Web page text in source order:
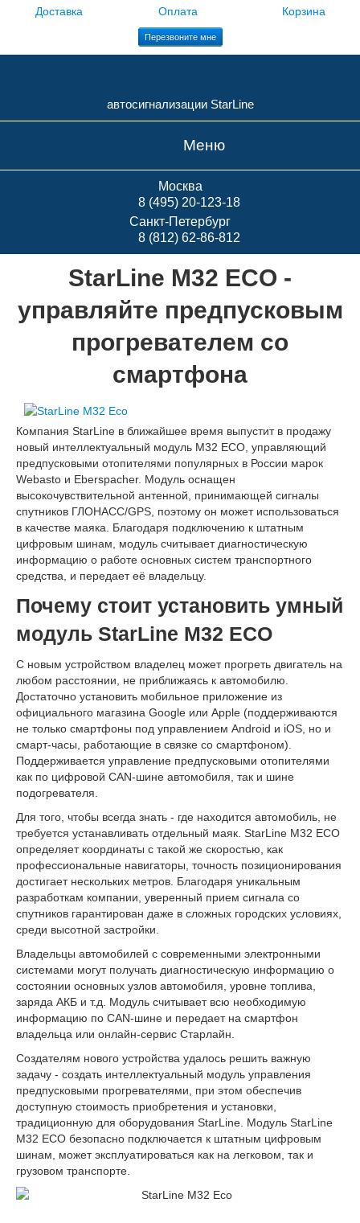
Доставка Оплата Корзина
Перезвоните мне
автосигнализации StarLine
Меню
Москва
8 (495) 20-123-18
Санкт-Петербург
8 (812) 62-86-812
StarLine M32 ECO -
управляйте предпусковым
прогревателем со
смартфона
Компания StarLine в ближайшее время выпустит в продажу
новый интеллектуальный модуль M32 ECO, управляющий
предпусковыми отопителями популярных в России марок
Webasto и Eberspacher. Модуль оснащен
высокочувствительной антенной, принимающей сигналы
спутников ГЛОНАСС/GPS, поэтому он может использоваться
в качестве маяка. Благодаря подключению к штатным
цифровым шинам, модуль считывает диагностическую
информацию о работе основных систем транспортного
средства, и передает её владельцу.
Почему стоит установить умный
модуль StarLine M32 ECO
С новым устройством владелец может прогреть двигатель на
любом расстоянии, не приближаясь к автомобилю.
Достаточно установить мобильное приложение из
официального магазина Google или Apple (поддерживаются
не только смартфоны под управлением Android и iOS, но и
смарт-часы, работающие в связке со смартфоном).
Поддерживается управление предпусковыми отопителями
как по цифровой CAN-шине автомобиля, так и шине
подогревателя.
Для того, чтобы всегда знать - где находится автомобиль, не
требуется устанавливать отдельный маяк. StarLine M32 ECO
определяет координаты с такой же скоростью, как
профессиональные навигаторы, точность позиционирования
достигает нескольких метров. Благодаря уникальным
разработкам компании, уверенный прием сигнала со
спутников гарантирован даже в сложных городских условиях,
среди высотной застройки.
Владельцы автомобилей с современными электронными
системами могут получать диагностическую информацию о
состоянии основных узлов автомобиля, уровне топлива,
заряда АКБ и т.д. Модуль считывает всю необходимую
информацию по CAN-шине и передает на смартфон
владельца или онлайн-сервис Старлайн.
Создателям нового устройства удалось решить важную
задачу - создать интеллектуальный модуль управления
предпусковыми прогревателями, при этом обеспечив
доступную стоимость приобретения и установки,
традиционную для оборудования StarLine. Модуль StarLine
M32 ECO безопасно подключается к штатным цифровым
шинам, может эксплуатироваться как на легковом, так и
грузовом транспорте.